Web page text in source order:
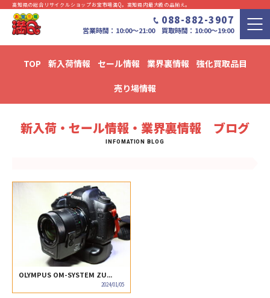
高知県の総合リサイクルショップお宝市場満Q。⾼知県内最⼤級の品揃え。
088-882-3907
営業時間：10:00〜21:00 買取時間：10:00～19:00
TOP 新入荷情報 セール情報 業界裏情報 強化買取品目
売り場情報
新入荷・セール情報・業界裏情報 ブログ
新入荷・セール情報・業界裏情報 ブログ
OLYMPUS OM-SYSTEM ZU...
2024/01/05